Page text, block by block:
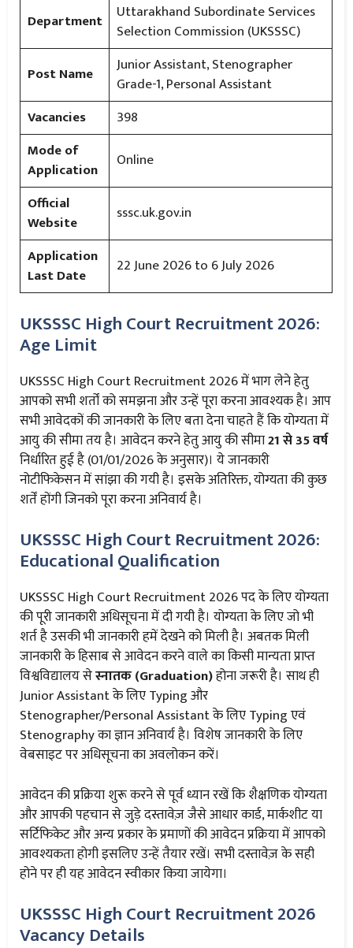
Department
Uttarakhand Subordinate Services
Selection Commission (UKSSSC)
Post Name
Junior Assistant, Stenographer
Grade-1, Personal Assistant
Vacancies
398
Mode of
Application
Online
Official
Website
sssc.uk.gov.in
Application
Last Date
22 June 2026 to 6 July 2026
UKSSSC High Court Recruitment 2026:
Age Limit
UKSSSC High Court Recruitment 2026 में भाग लेने हेतु
आपको सभी शर्तों को समझना और उन्हें पूरा करना आवश्यक है। आप
सभी आवेदकों की जानकारी के लिए बता देना चाहते हैं कि योग्यता में
आयु की सीमा तय है। आवेदन करने हेतु आयु की सीमा21 से 35 वर्ष
निर्धारित हुई है (01/01/2026 के अनुसार)। ये जानकारी
नोटीफिकेसन में सांझा की गयी है। इसके अतिरिक्त, योग्यता की कुछ
शर्तें होंगी जिनको पूरा करना अनिवार्य है।
UKSSSC High Court Recruitment 2026:
Educational Qualification
UKSSSC High Court Recruitment 2026 पद के लिए योग्यता
की पूरी जानकारी अधिसूचना में दी गयी है। योग्यता के लिए जो भी
शर्त है उसकी भी जानकारी हमें देखने को मिली है। अबतक मिली
जानकारी के हिसाब से आवेदन करने वाले का किसी मान्यता प्राप्त
विश्वविद्यालय सेस्नातक (Graduation)होना जरूरी है। साथ ही
Junior Assistant के लिए Typing और
Stenographer/Personal Assistant के लिए Typing एवं
Stenography का ज्ञान अनिवार्य है। विशेष जानकारी के लिए
वेबसाइट पर अधिसूचना का अवलोकन करें।
आवेदन की प्रक्रिया शुरू करने से पूर्व ध्यान रखें कि शैक्षणिक योग्यता
और आपकी पहचान से जुड़े दस्तावेज़ जैसे आधार कार्ड, मार्कशीट या
सर्टिफिकेट और अन्य प्रकार के प्रमाणों की आवेदन प्रक्रिया में आपको
आवश्यकता होगी इसलिए उन्हें तैयार रखें। सभी दस्तावेज़ के सही
होने पर ही यह आवेदन स्वीकार किया जायेगा।
UKSSSC High Court Recruitment 2026
Vacancy Details